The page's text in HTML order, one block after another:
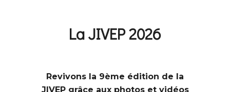
La JIVEP 2026
Revivons la 9ème édition de la
JIVEP grâce aux photos et vidéos